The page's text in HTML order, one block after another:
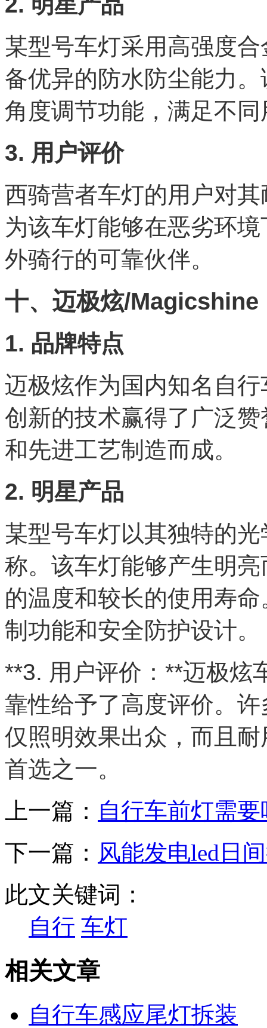
某型号车灯采用高强度
备优异的防水防尘能力
角度调节功能，满足不
3. 用户评价
西骑营者车灯的用户对
为该车灯能够在恶劣环
外骑行的可靠伙伴。
十、迈极炫/Magicshine
1. 品牌特点
迈极炫作为国内知名自
创新的技术赢得了广泛
和先进工艺制造而成。
2. 明星产品
某型号车灯以其独特的
称。该车灯能够产生明
的温度和较长的使用寿
制功能和安全防护设计。
**3. 用户评价：**迈极炫
靠性给予了高度评价。
仅照明效果出众，而且
首选之一。
上一篇： 自行车前灯需要
下一篇： 风能发电led日
此文关键词：
自行 车灯
相关文章
自行车感应尾灯拆装